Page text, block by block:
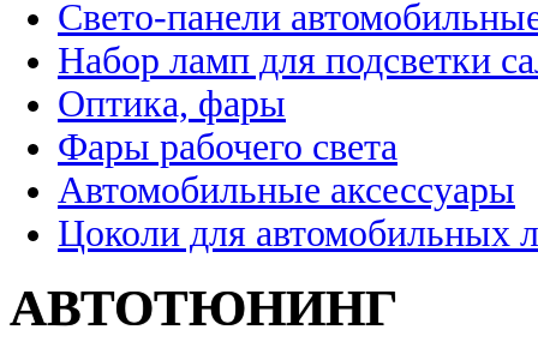
Свето-панели
Набор ламп для подсветки
Оптика, фары
Фары рабочего света
Автомобильные аксессуары
Цоколи для автомобильных
АВТОТЮНИНГ